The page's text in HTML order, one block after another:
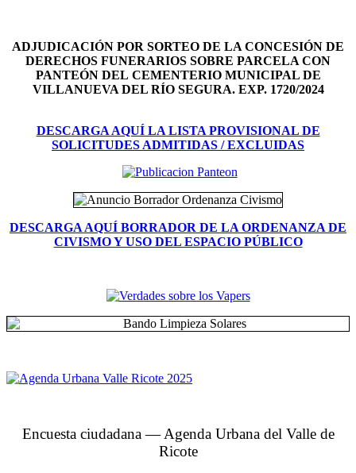
ADJUDICACIÓN POR SORTEO DE LA CONCESIÓN DE
DERECHOS FUNERARIOS SOBRE PARCELA CON
PANTEÓN DEL CEMENTERIO MUNICIPAL DE
VILLANUEVA DEL RÍO SEGURA. EXP. 1720/2024
DESCARGA AQUÍ LA LISTA PROVISIONAL DE
SOLICITUDES ADMITIDAS / EXCLUIDAS
DESCARGA AQUÍ BORRADOR DE LA ORDENANZA DE
CIVISMO Y USO DEL ESPACIO PÚBLICO
Encuesta ciudadana — Agenda Urbana del Valle de
Ricote